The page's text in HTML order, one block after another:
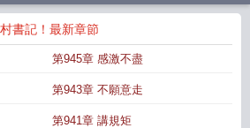
書記！ 最新章節
第945章 感激不盡
第943章 不願意走
第941章 講規矩